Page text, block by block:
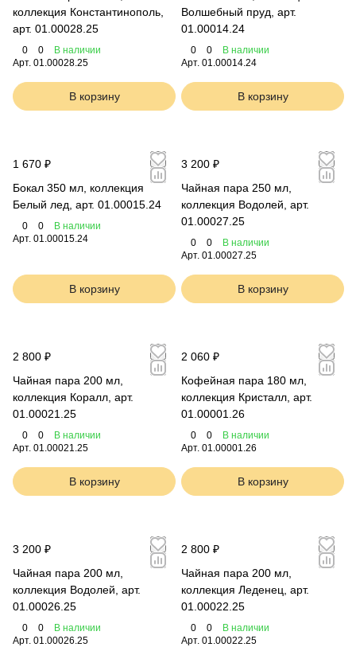
коллекция Константинополь,
арт. 01.00028.25
0 0
В наличии
Арт. 01.00028.25
В корзину
Волшебный пруд, арт.
01.00014.24
0 0
В наличии
Арт. 01.00014.24
В корзину
1 670 ₽
Бокал 350 мл, коллекция
Белый лед, арт. 01.00015.24
0 0
В наличии
Арт. 01.00015.24
В корзину
3 200 ₽
Чайная пара 250 мл,
коллекция Водолей, арт.
01.00027.25
0 0
В наличии
Арт. 01.00027.25
В корзину
2 800 ₽
Чайная пара 200 мл,
коллекция Коралл, арт.
01.00021.25
0 0
В наличии
Арт. 01.00021.25
В корзину
2 060 ₽
Кофейная пара 180 мл,
коллекция Кристалл, арт.
01.00001.26
0 0
В наличии
Арт. 01.00001.26
В корзину
3 200 ₽
Чайная пара 200 мл,
коллекция Водолей, арт.
01.00026.25
0 0
В наличии
Арт. 01.00026.25
2 800 ₽
Чайная пара 200 мл,
коллекция Леденец, арт.
01.00022.25
0 0
В наличии
Арт. 01.00022.25